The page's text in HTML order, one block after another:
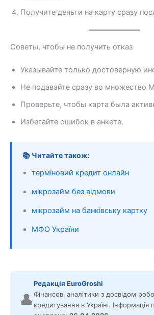
Получите деньги на карту сразу
Советы, чтобы не получить отказ
Указывайте только достоверную
Не подавайте сразу во множество
Проверьте, чтобы карта была
Избегайте ошибок в анкете.
📚 Читайте також:
терміновий кредит онлайн
мікрозайм без відмови
мікрозайм на банківську картку
МФО України
👤
Редакція EuroGroshi
Фінансові аналітики з досвідом
кредитування в Україні. Інформація